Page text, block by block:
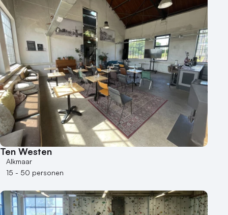
Ten Westen
Alkmaar
15 - 50 personen